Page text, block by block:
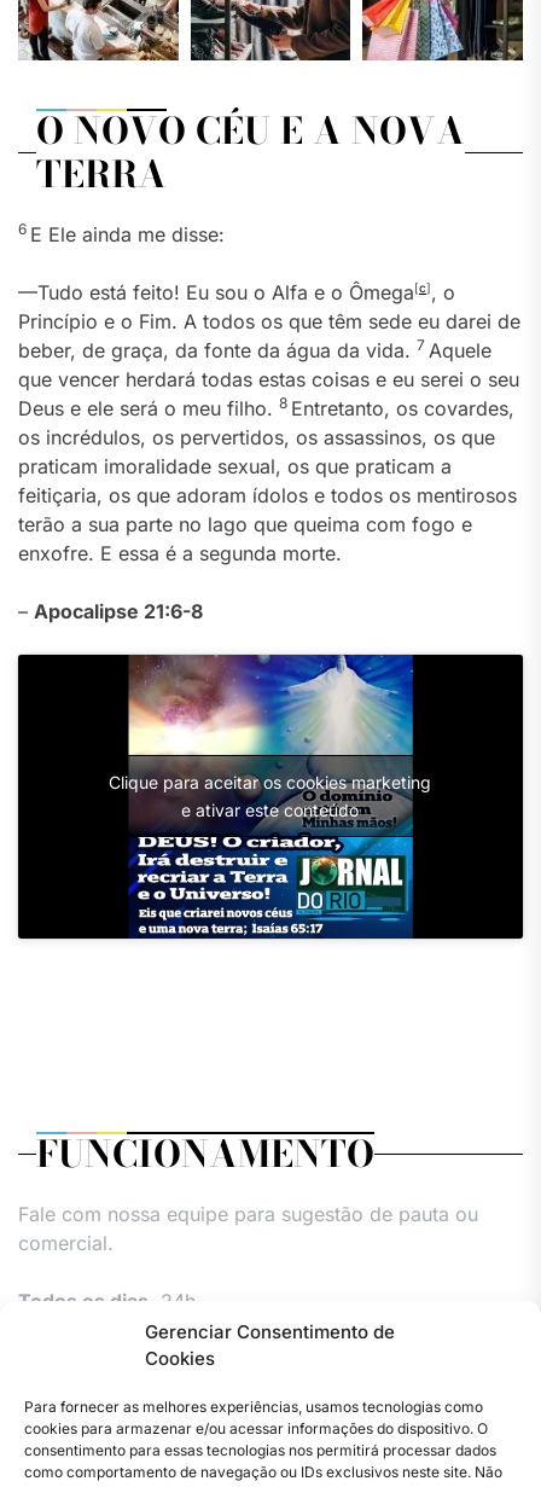
Gerenciar Consentimento de
Cookies
Para fornecer as melhores experiências, usamos tecnologias como
cookies para armazenar e/ou acessar informações do dispositivo. O
consentimento para essas tecnologias nos permitirá processar dados
como comportamento de navegação ou IDs exclusivos neste site. Não
O NOVO CÉU E A NOVA
TERRA
6 E Ele ainda me disse:
—Tudo está feito! Eu sou o Alfa e o Ômega[c], o
Princípio e o Fim. A todos os que têm sede eu darei de
beber, de graça, da fonte da água da vida. 7 Aquele
que vencer herdará todas estas coisas e eu serei o seu
Deus e ele será o meu filho. 8 Entretanto, os covardes,
os incrédulos, os pervertidos, os assassinos, os que
praticam imoralidade sexual, os que praticam a
feitiçaria, os que adoram ídolos e todos os mentirosos
terão a sua parte no lago que queima com fogo e
enxofre. E essa é a segunda morte.
– Apocalipse 21:6-8
Clique para aceitar os cookies marketing
e ativar este conteúdo
FUNCIONAMENTO
Fale com nossa equipe para sugestão de pauta ou
comercial.
Todos os dias, 24h.